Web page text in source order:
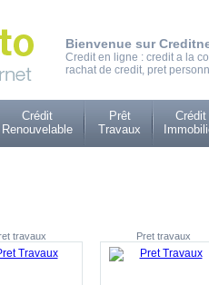
Bienvenue sur
Credit en ligne : credit a la
rachat de credit, pret
Crédit
Renouvelable
Prêt
Travaux
Crédit
travaux Pret travaux